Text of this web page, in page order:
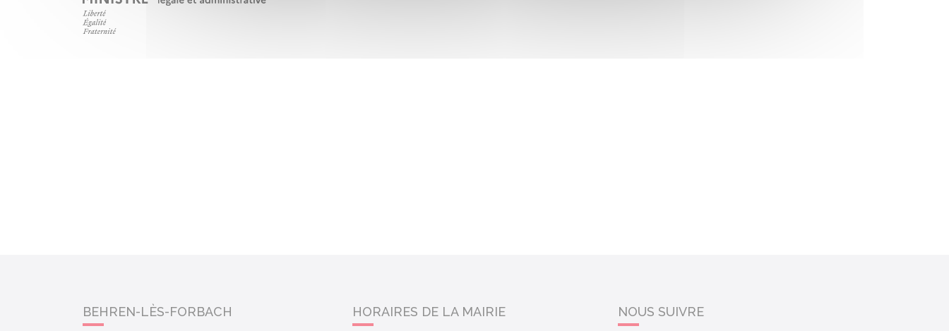
BEHREN-LÈS-FORBACH HORAIRES DE LA MAIRIE NOUS SUIVRE